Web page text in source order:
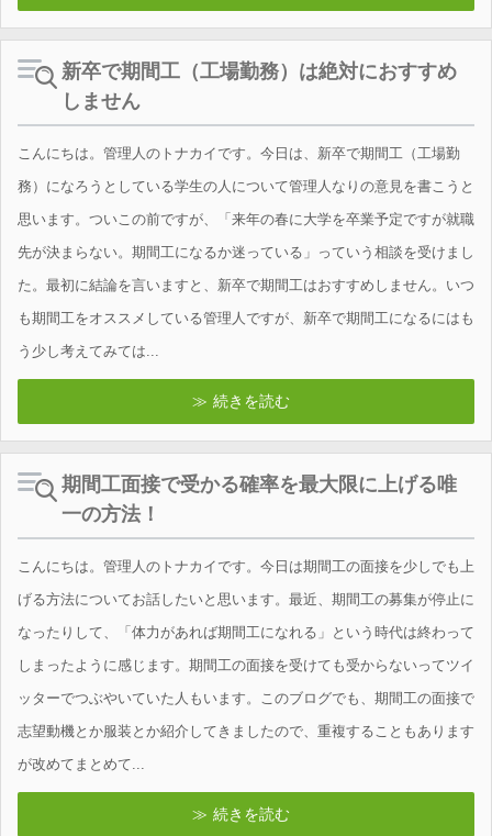
新卒で期間工（工場勤務）は絶対におすすめ
しません
こんにちは。管理人のトナカイです。今日は、新卒で期間工（工場勤
務）になろうとしている学生の人について管理人なりの意見を書こうと
思います。ついこの前ですが、「来年の春に大学を卒業予定ですが就職
先が決まらない。期間工になるか迷っている」っていう相談を受けまし
た。最初に結論を言いますと、新卒で期間工はおすすめしません。いつ
も期間工をオススメしている管理人ですが、新卒で期間工になるにはも
う少し考えてみては...
続きを読む
期間工面接で受かる確率を最大限に上げる唯
一の方法！
こんにちは。管理人のトナカイです。今日は期間工の面接を少しでも上
げる方法についてお話したいと思います。最近、期間工の募集が停止に
なったりして、「体力があれば期間工になれる」という時代は終わって
しまったように感じます。期間工の面接を受けても受からないってツイ
ッターでつぶやいていた人もいます。このブログでも、期間工の面接で
志望動機とか服装とか紹介してきましたので、重複することもあります
が改めてまとめて...
続きを読む